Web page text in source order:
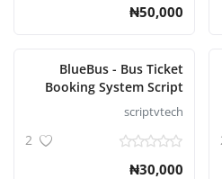
₦50,000
BlueBus - Bus Ticket
Booking System Script
scriptvtech
₦30,000